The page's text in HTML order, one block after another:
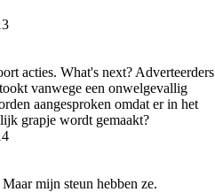
acties. What's next? Adverteerders
vanwege een onwelgevallig
aangesproken omdat er in het
grapje wordt gemaakt?
mijn steun hebben ze.